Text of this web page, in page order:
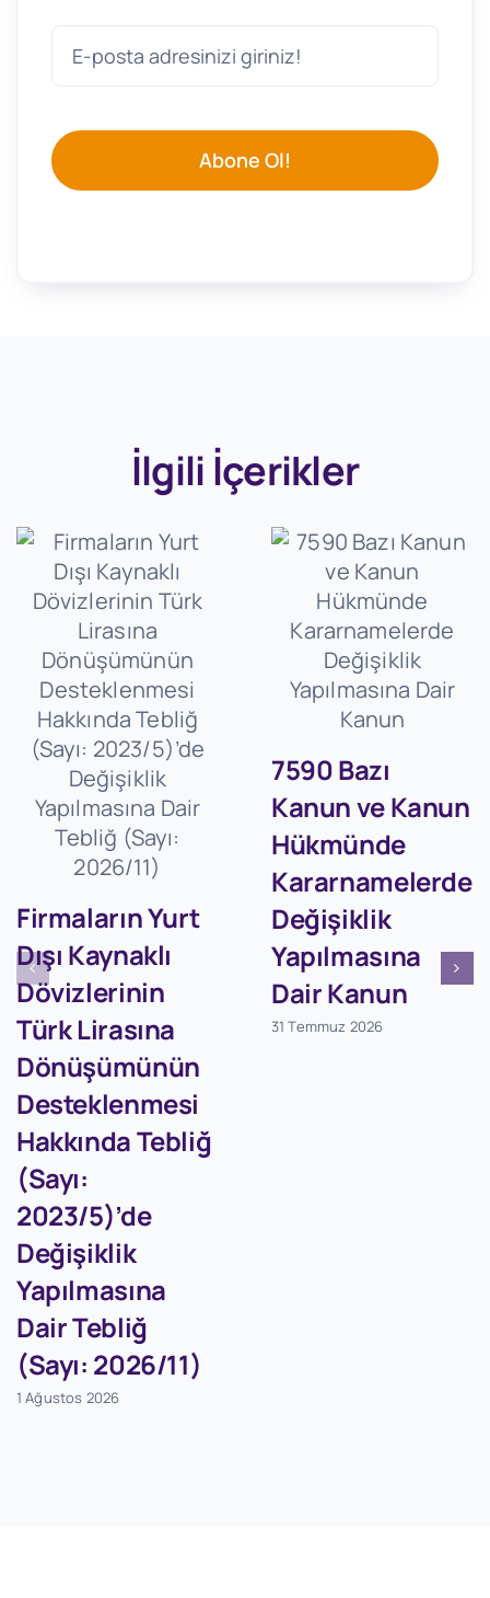
Abone Ol!
İlgili İçerikler
Firmaların Yurt
Dışı Kaynaklı
Dövizlerinin
Türk Lirasına
Dönüşümünün
Desteklenmesi
Hakkında Tebliğ
(Sayı:
2023/5)’de
Değişiklik
Yapılmasına
Dair Tebliğ
(Sayı: 2026/11)
1 Ağustos 2026
7590 Bazı
Kanun ve Kanun
Hükmünde
Kararnamelerde
Değişiklik
Yapılmasına
Dair Kanun
31 Temmuz 2026